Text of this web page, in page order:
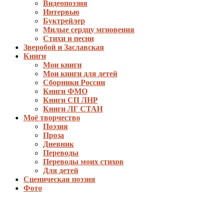
Видеопоэзия
Интервью
Буктрейлер
Милые сердцу мгновения
Стихи и песни
Зверобой и Заславская
Книги
Мои книги
Мои книги для детей
Сборники России
Книги ФМО
Книги СП ЛНР
Книги ЛГ СТАН
Моё творчество
Поэзия
Проза
Дневник
Переводы
Переводы моих стихов
Для детей
Сценическая поэзия
Фото